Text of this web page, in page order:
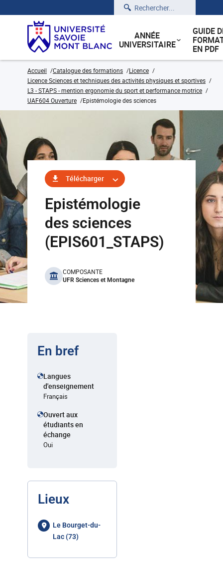
Rechercher
ANNÉE
UNIVERSITAIRE
GUIDE
EN PDF
Accueil Catalogue des formations
Licence
Licence Sciences et techniques des activités physiques et sportives
L3 - STAPS - mention ergonomie du sport et performance motrice
UAF604 Ouverture
Epistémologie des sciences
Télécharger
Epistémologie
des sciences
(EPIS601_STAPS)
benefits
COMPOSANTE
UFR Sciences et Montagne
En bref
Langues
d'enseignement
Français
Ouvert aux
étudiants en
échange
Oui
Lieux
Le Bourget-du-
Lac (73)